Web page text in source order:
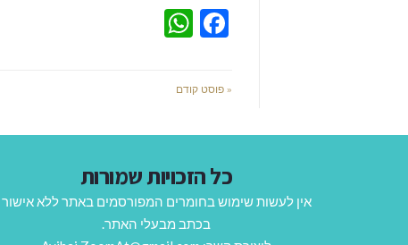
Facebook
« פוסט קודם
כל הזכויות שמורות
אין לעשות שימוש בחומרים המפורסמים באתר ללא אישור
בכתב מבעלי האתר.